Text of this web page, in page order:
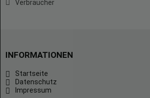
Verbraucher
INFORMATIONEN
Startseite
Datenschutz
Impressum